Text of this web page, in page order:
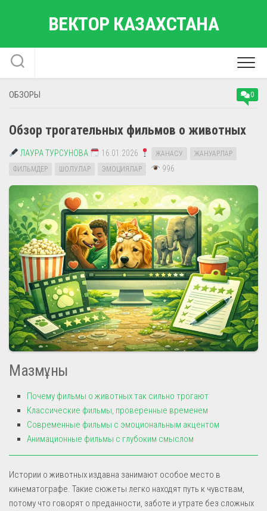
ВЕКТОР КАЗАХСТАНА
ОБЗОРЫ 0
Обзор трогательных фильмов о животных
ЛАУРА ТУРСУНОВА 16.01.2026 ЖАНАСУ
ЖАНУАРЛАР
ФИЛЬМДЕР
ШОЛУЛАР ЭМОЦИЯЛАР 996
Мазмұны
Почему фильмы о животных так сильно трогают
Классические фильмы, проверенные временем
Современные фильмы с эмоциональным акцентом
Анимационные фильмы с глубоким смыслом
Истории о животных издавна занимают особое место в
кинематографе. Такие сюжеты легко находят путь к чувствам,
потому что говорят о преданности, заботе и утрате без сложных